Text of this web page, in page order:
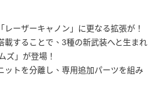
ーザーキャノン」に更なる拡張が！
載することで、3種の新武装へと生まれ
ズ」が登場！
ットを分離し、専用追加パーツを組み